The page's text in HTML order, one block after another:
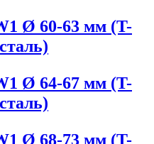
Ø 60-63 мм (T-
Ø 64-67 мм (T-
Ø 68-73 мм (T-